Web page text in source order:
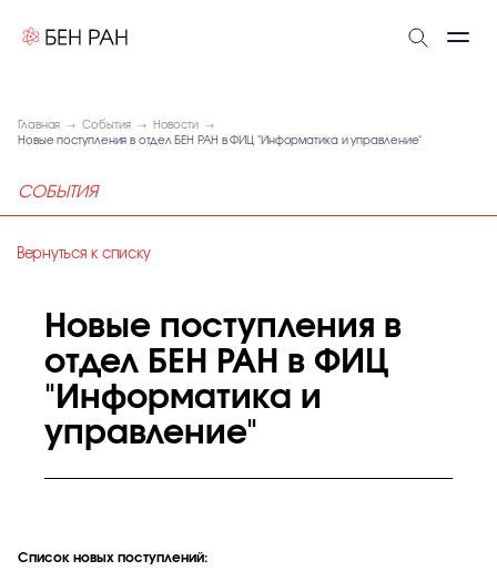
Главная События
Новости
Новые поступления в отдел БЕН РАН в ФИЦ "Информатика и управление"
СОБЫТИЯ
Вернуться к списку
Новые поступления в
отдел БЕН РАН в ФИЦ
"Информатика и
управление"
Список новых поступлений: